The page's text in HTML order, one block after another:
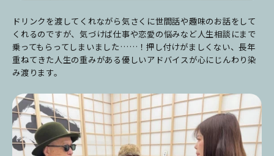
ドリンクを渡してくれながら気さくに世間話や趣味のお話をして
くれるのですが、気づけば仕事や恋愛の悩みなど人生相談にまで
乗ってもらってしまいました……！押し付けがましくない、長年
重ねてきた人生の重みがある優しいアドバイスが心にじんわり染
み渡ります。